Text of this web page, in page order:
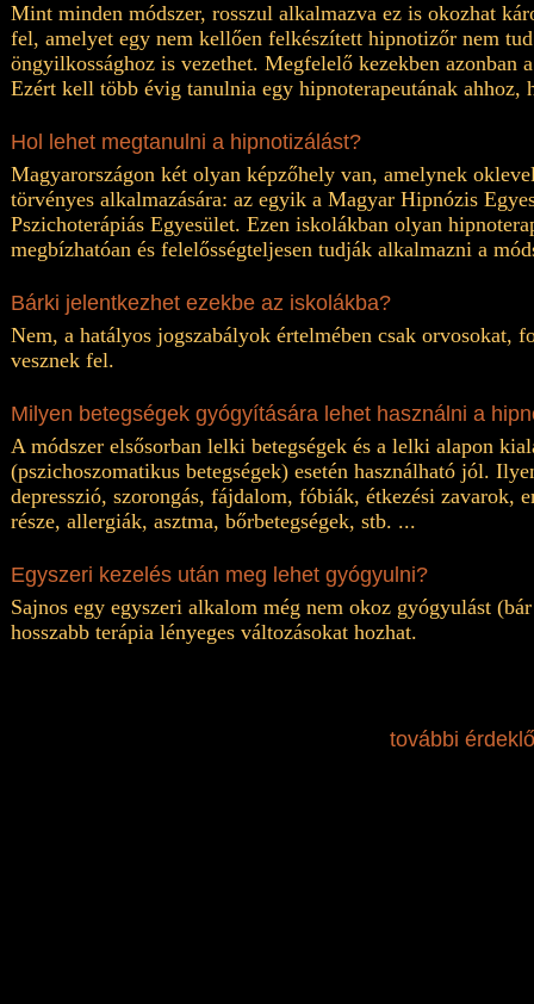
Mint minden módszer, rosszul alkalmazva ez is okozhat
fel, amelyet egy nem kellően felkészített hipnotizőr nem
öngyilkossághoz is vezethet. Megfelelő kezekben azonban
Ezért kell több évig tanulnia egy hipnoterapeutának ahhoz,
Hol lehet megtanulni a hipnotizálást?
Magyarországon két olyan képzőhely van, amelynek
törvényes alkalmazására: az egyik a Magyar Hipnózis
Pszichoterápiás Egyesület. Ezen iskolákban olyan
megbízhatóan és felelősségteljesen tudják alkalmazni a
Bárki jelentkezhet ezekbe az iskolákba?
Nem, a hatályos jogszabályok értelmében csak orvosokat,
vesznek fel.
Milyen betegségek gyógyítására lehet használni a
A módszer elsősorban lelki betegségek és a lelki alapon
(pszichoszomatikus betegségek) esetén használható jól.
depresszió, szorongás, fájdalom, fóbiák, étkezési zavarok,
része, allergiák, asztma, bőrbetegségek, stb. ...
Egyszeri kezelés után meg lehet gyógyulni?
Sajnos egy egyszeri alkalom még nem okoz gyógyulást
hosszabb terápia lényeges változásokat hozhat.
további